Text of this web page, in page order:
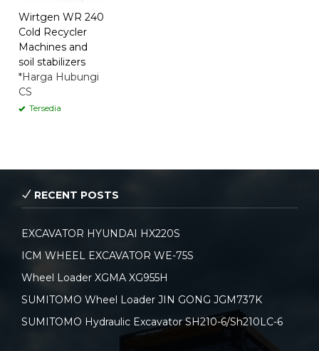
Wirtgen WR 240
Cold Recycler
Machines and
soil stabilizers
*Harga Hubungi
CS
Tersedia
RECENT POSTS
EXCAVATOR HYUNDAI HX220S
ICM WHEEL EXCAVATOR WE-75S
Wheel Loader XGMA XG955H
SUMITOMO Wheel Loader JIN GONG JGM737K
SUMITOMO Hydraulic Excavator SH210-6/Sh210LC-6